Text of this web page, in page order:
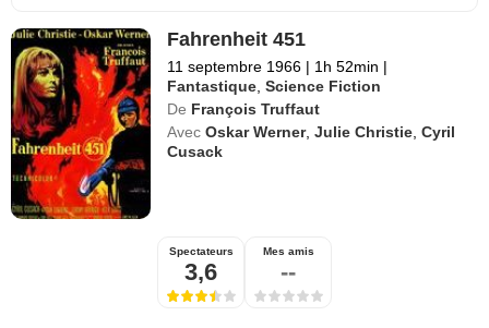
Fahrenheit 451
11 septembre 1966 | 1h 52min |
Fantastique,Science Fiction
De François Truffaut
Avec Oskar Werner,Julie Christie,Cyril
Cusack
Spectateurs
3,6
Mes amis
--